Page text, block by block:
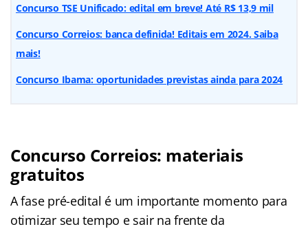
Concurso TSE Unificado: edital em breve! Até R$ 13,9 mil
Concurso Correios: banca definida! Editais em 2024. Saiba
mais!
Concurso Ibama: oportunidades previstas ainda para 2024
Concurso Correios: materiais
gratuitos
A fase pré-edital é um importante momento para
otimizar seu tempo e sair na frente da